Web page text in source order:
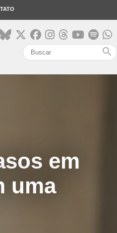
search
em
uma